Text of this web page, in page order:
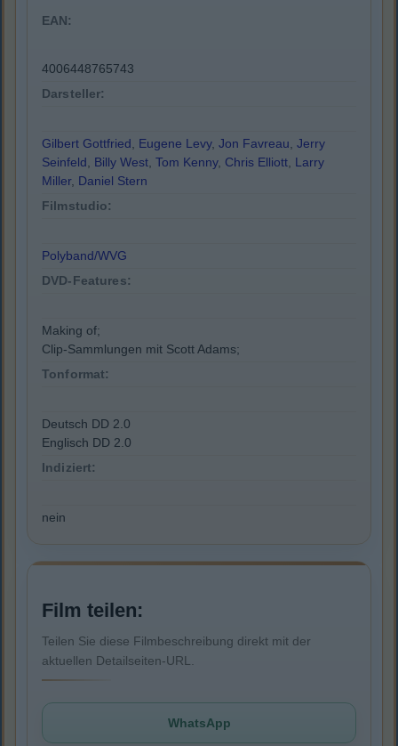
EAN:
4006448765743
Darsteller:
Gilbert Gottfried, Eugene Levy, Jon Favreau, Jerry
Seinfeld, Billy West, Tom Kenny, Chris Elliott, Larry
Miller, Daniel Stern
Filmstudio:
Polyband/WVG
DVD-Features:
Making of;
Clip-Sammlungen mit Scott Adams;
Tonformat:
Deutsch DD 2.0
Englisch DD 2.0
Indiziert:
nein
Film teilen:
Teilen Sie diese Filmbeschreibung direkt mit der
aktuellen Detailseiten-URL.
WhatsApp